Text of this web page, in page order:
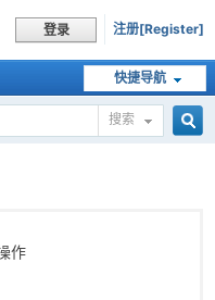
登录 注册[Register]
快捷导航
搜索
作